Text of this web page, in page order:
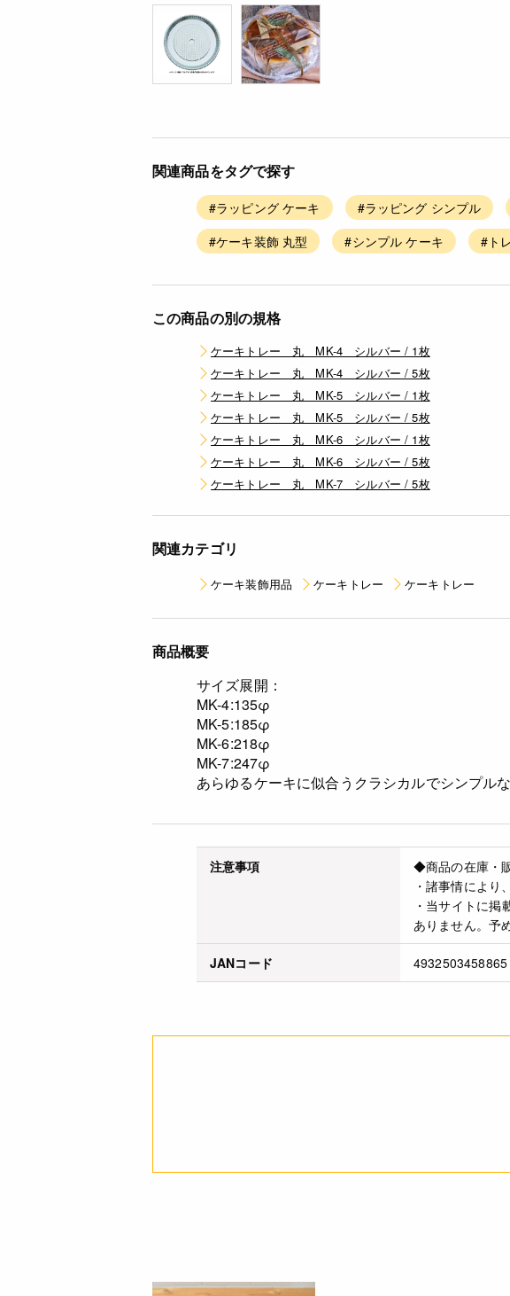
関連商品をタグで探す
#ラッピング ケーキ #ラッピング シンプル
#ケーキ装飾 丸型
#シンプル ケーキ #ト
この商品の別の規格
ケーキトレー 丸 MK-4 シルバー / 1枚
ケーキトレー 丸 MK-4 シルバー / 5枚
ケーキトレー 丸 MK-5 シルバー / 1枚
ケーキトレー 丸 MK-5 シルバー / 5枚
ケーキトレー 丸 MK-6 シルバー / 1枚
ケーキトレー 丸 MK-6 シルバー / 5枚
ケーキトレー 丸 MK-7 シルバー / 5枚
関連カテゴリ
ケーキ装飾用品 ケーキトレー ケーキトレー
商品概要
サイズ展開：
MK-4:135φ
MK-5:185φ
MK-6:218φ
MK-7:247φ
あらゆるケーキに似合うクラシカルでシンプル
注意事項
◆商品の在庫・
・諸事情により
・当サイトに
ありません。予
JANコード 4932503458865